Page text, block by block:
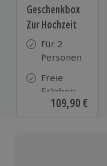
Geschenkbox
Zur Hochzeit
Für 2
Personen
Freie
Erlebnis-
Auswahl
Aktueller Preis
109,90 €